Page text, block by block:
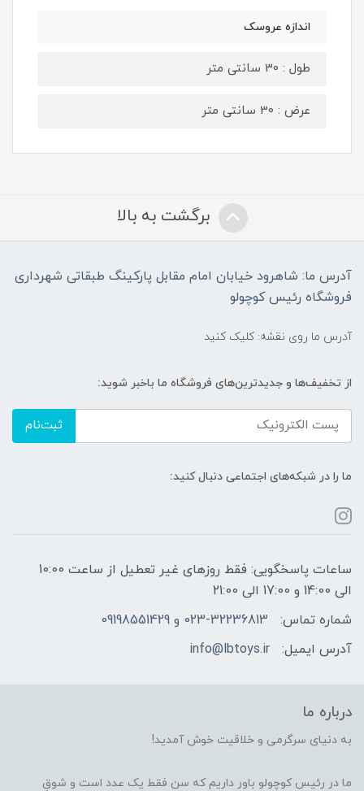
اندازه عروسک
طول : 30 سانتی متر
عرض : 30 سانتی متر
برگشت به بالا
آدرس ما: شاهرود خیابان امام مقابل پارکینگ طبقاتی شهرداری
فروشگاه رئیس کوچولو
آدرس ما روی نقشه: کلیک کنید
از تخفیف‌ها و جدیدترین‌های فروشگاه ما باخبر شوید:
ثبت‌نام
ما را در شبکه‌های اجتماعی دنبال کنید:
ساعات پاسخگویی: فقط روزهای غیر تعطیل از ساعت 10:00
الی 14:00 و 17:00 الی 21:00
شماره تماس:
023-32236813 و 09198551429
آدرس ایمیل:
info@lbtoys.ir
درباره ما
به دنیای سرگرمی و خلاقیت خوش آمدید!
ما در رئیس کوچولو باور داریم که سن فقط یک عدد است و شوقِ